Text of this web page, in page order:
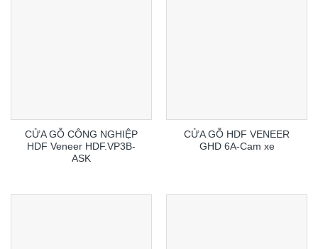
CỬA GỖ CÔNG NGHIỆP
HDF Veneer HDF.VP3B-
ASK
CỬA GỖ HDF VENEER
GHD 6A-Cam xe